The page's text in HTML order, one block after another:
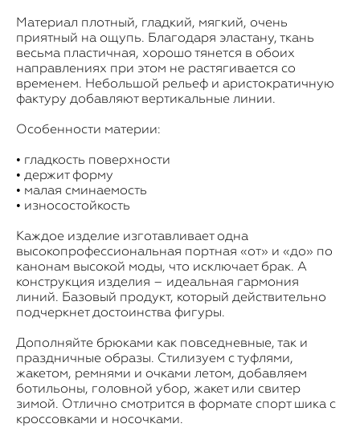
Материал плотный, гладкий, мягкий, очень
приятный на ощупь. Благодаря эластану, ткань
весьма пластичная, хорошо тянется в обоих
направлениях при этом не растягивается со
временем. Небольшой рельеф и аристократичную
фактуру добавляют вертикальные линии.
Особенности материи:
• гладкость поверхности
• держит форму
• малая сминаемость
• износостойкость
Каждое изделие изготавливает одна
высокопрофессиональная портная «от» и «до» по
канонам высокой моды, что исключает брак. А
конструкция изделия – идеальная гармония
линий. Базовый продукт, который действительно
подчеркнет достоинства фигуры.
Дополняйте брюками как повседневные, так и
праздничные образы. Стилизуем с туфлями,
жакетом, ремнями и очками летом, добавляем
ботильоны, головной убор, жакет или свитер
зимой. Отлично смотрится в формате спорт шика с
кроссовками и носочками.